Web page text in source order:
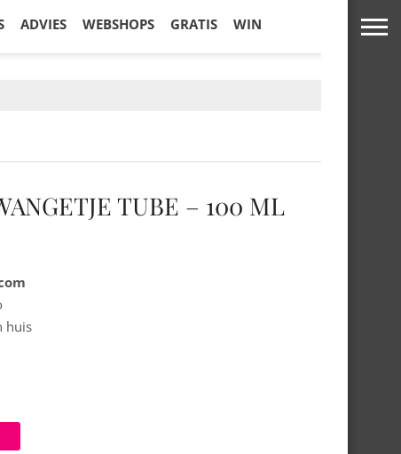
ADVIES WEBSHOPS GRATIS WIN
TUBE – 100 ML
huis